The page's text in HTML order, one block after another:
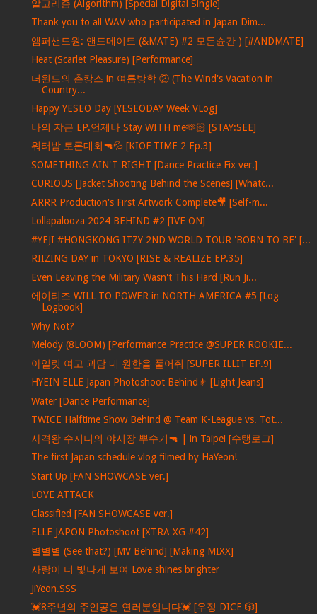
알고리즘 (Algorithm) [Special Digital Single]
Thank you to all WAV who participated in Japan Dim...
앰퍼샌드원: 앤드메이트 (&MATE) #2 모든슌간 ) [#ANDMATE]
Heat (Scarlet Pleasure) [Performance]
더윈드의 촌캉스 in 여름방학 ② (The Wind's Vacation in
Country...
Happy YESEO Day [YESEODAY Week VLog]
나의 쟈근 EP.언제나 Stay WITH me🫶🏻 [STAY:SEE]
워터밤 토론대회🔫💦 [KIOF TIME 2 Ep.3]
SOMETHING AIN'T RIGHT [Dance Practice Fix ver.]
CURIOUS [Jacket Shooting Behind the Scenes] [Whatc...
ARRR Production's First Artwork Complete🎥 [Self-m...
Lollapalooza 2024 BEHIND #2 [IVE ON]
#YEJI #HONGKONG ITZY 2ND WORLD TOUR 'BORN TO BE' [...
RIIZING DAY in TOKYO [RISE & REALIZE EP.35]
Even Leaving the Military Wasn't This Hard [Run Ji...
에이티즈 WILL TO POWER in NORTH AMERICA #5 [Log
Logbook]
Why Not?
Melody (8LOOM) [Performance Practice @SUPER ROOKIE...
아일릿 여고 괴담 내 원한을 풀어줘 [SUPER ILLIT EP.9]
HYEIN ELLE Japan Photoshoot Behind⚜️ [Light Jeans]
Water [Dance Performance]
TWICE Halftime Show Behind @ Team K-League vs. Tot...
사격왕 수지니의 야시장 뿌수기🔫 | in Taipei [수탱로그]
The first Japan schedule vlog filmed by HaYeon!
Start Up [FAN SHOWCASE ver.]
LOVE ATTACK
Classified [FAN SHOWCASE ver.]
ELLE JAPON Photoshoot [XTRA XG #42]
별별별 (See that?) [MV Behind] [Making MIXX]
사랑이 더 빛나게 보여 Love shines brighter
JiYeon.SSS
💓8주년의 주인공은 연러분입니다💓 [우정 DICE 🎲]